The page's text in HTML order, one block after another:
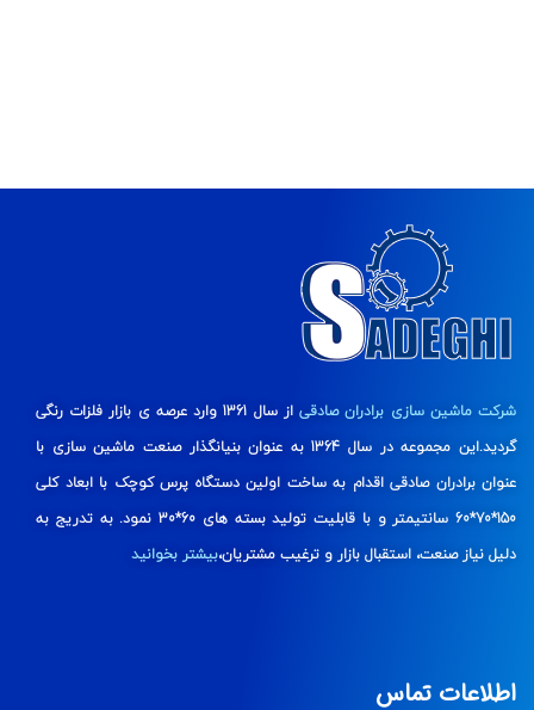
شرکت ماشین سازی برادران صادقی
از سال 1361 وارد عرصه ی بازار فلزات رنگی
گردید.این مجموعه در سال 1364 به عنوان بنیانگذار صنعت ماشین سازی با
عنوان برادران صادقی اقدام به ساخت اولین دستگاه پرس کوچک با ابعاد کلی
150*70*60 سانتیمتر و با قابلیت تولید بسته های 60*30 نمود. به تدریج به
دلیل نیاز صنعت، استقبال بازار و ترغیب مشتریان،بیشتر بخوانید
اطلاعات تماس